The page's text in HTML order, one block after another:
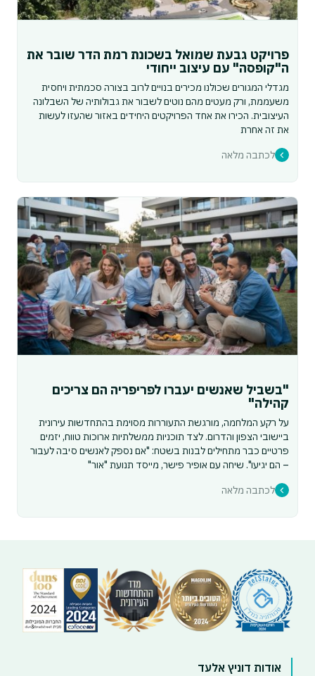
פרויקט גבעת שמואל בשכונת רמת הדר שובר את
ה"קופסה" עם עיצוב ייחודי
מגדלי המגורים שכולנו מכירים בנויים לרוב בצורה סכמתית ויחסית
משעממת, ורק מעטים מהם נוטים לשבור את גבולותיה של השבלונה
העיצובית. הכירו את אחד הפרויקטים היחידים באזור שהעזו לעשות
את זה אחרת
לכתבה מלאה
"בשביל שאנשים יעברו לפריפריה הם צריכים
קהילה"
על רקע המלחמה, מורגשת התעוררות מסוימת בהתחדשות עירונית
ביישובי הצפון והדרום. לצד תוכניות ממשלתיות ארוכות טווח, יזמים
פרטיים כבר מתחילים לבנות בשטח: "אם נספק לאנשים סיבה לעבור
– הם יגיעו". שיחה עם אופיר פישר, מייסד תנועת "אור"
לכתבה מלאה
אודות דוניץ אלעד